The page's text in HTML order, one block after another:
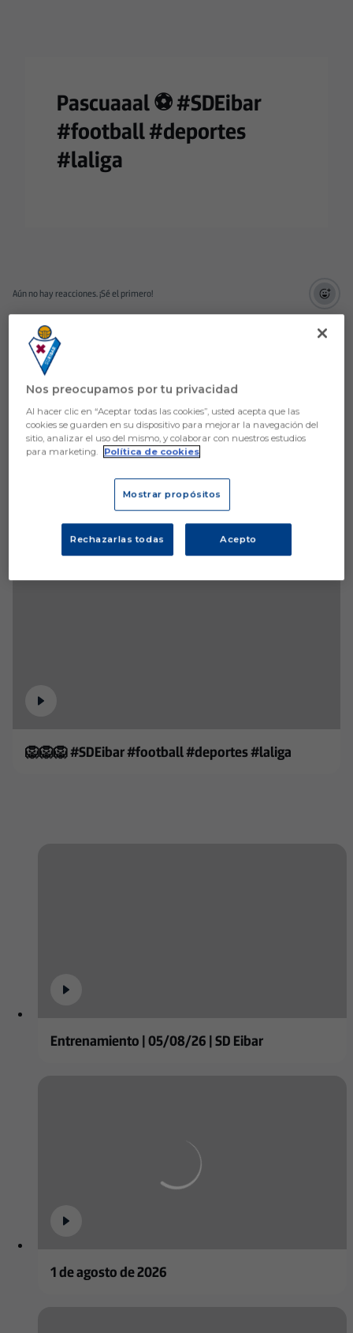
Pascuaaal ⚽️ #SDEibar
#football #deportes
#laliga
Aún no hay reacciones. ¡Sé el primero!
🦁🦁🦁 #SDEibar #football #deportes #laliga
Entrenamiento | 05/08/26 | SD Eibar
1 de agosto de 2026
Nos preocupamos por tu privacidad
Al hacer clic en “Aceptar todas las cookies”, usted acepta que las
cookies se guarden en su dispositivo para mejorar la navegación del
sitio, analizar el uso del mismo, y colaborar con nuestros estudios
para marketing.
Política de cookies
Mostrar propósitos
Rechazarlas todas Acepto